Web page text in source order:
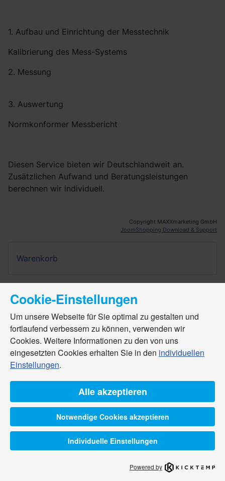
1. Aufbau und Einrichtung der Messtechnik
Kalibrierung des Mess-Systems
2. Messung
3. Auswertung
Normkonformer Messbericht
Diesen Service bieten wir Deutschlandweit an.
Zusätzlichen Aufwand und Beratungsleistungen
berechnen wir individuell.
Copyright MAXXmarketing GmbH
JoomShopping Download & Support
Warenkorb
Cookie-Einstellungen
Um unsere Webseite für Sie optimal zu gestalten und
fortlaufend verbessern zu können, verwenden wir
Cookies. Weitere Informationen zu den von uns
eingesetzten Cookies erhalten Sie in den individuellen
Einstellungen.
Alle akzeptieren
Notwendige Cookies akzeptieren
Individuelle Einstellungen
Powered by